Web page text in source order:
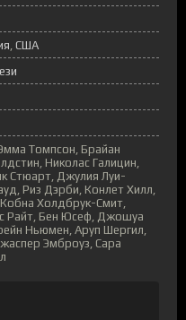
США
Томпсон, Брайан
Николас Галицин,
Стюарт, Джулия Луи-
Риз Дэрби, Конлет Хилл,
Холдбрук-Смит,
Райт, Бен Юсеф, Джошуа
Ньюмен, Аруп Шергил,
Эмброуз, Сара